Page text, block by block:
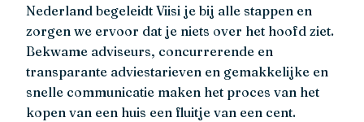
Nederland begeleidt Viisi je bij alle stappen en
zorgen we ervoor dat je niets over het hoofd ziet.
Bekwame adviseurs, concurrerende en
transparante adviestarieven en gemakkelijke en
snelle communicatie maken het proces van het
kopen van een huis een fluitje van een cent.